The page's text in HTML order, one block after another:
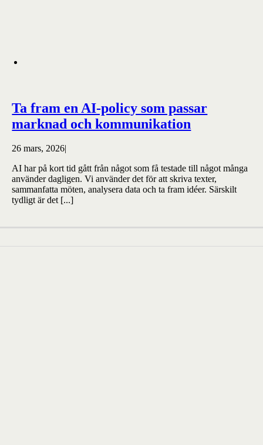
Ta fram en AI-policy som passar
marknad och kommunikation
26 mars, 2026|
AI har på kort tid gått från något som få testade till något många
använder dagligen. Vi använder det för att skriva texter,
sammanfatta möten, analysera data och ta fram idéer. Särskilt
tydligt är det [...]